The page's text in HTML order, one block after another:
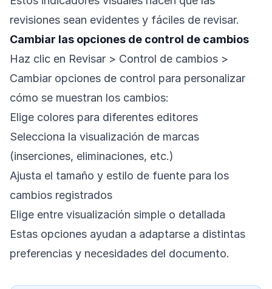
revisiones sean evidentes y fáciles de revisar.
Cambiar las opciones de control de cambios
Haz clic en Revisar > Control de cambios >
Cambiar opciones de control para personalizar
cómo se muestran los cambios:
Elige colores para diferentes editores
Selecciona la visualización de marcas
(inserciones, eliminaciones, etc.)
Ajusta el tamaño y estilo de fuente para los
cambios registrados
Elige entre visualización simple o detallada
Estas opciones ayudan a adaptarse a distintas
preferencias y necesidades del documento.